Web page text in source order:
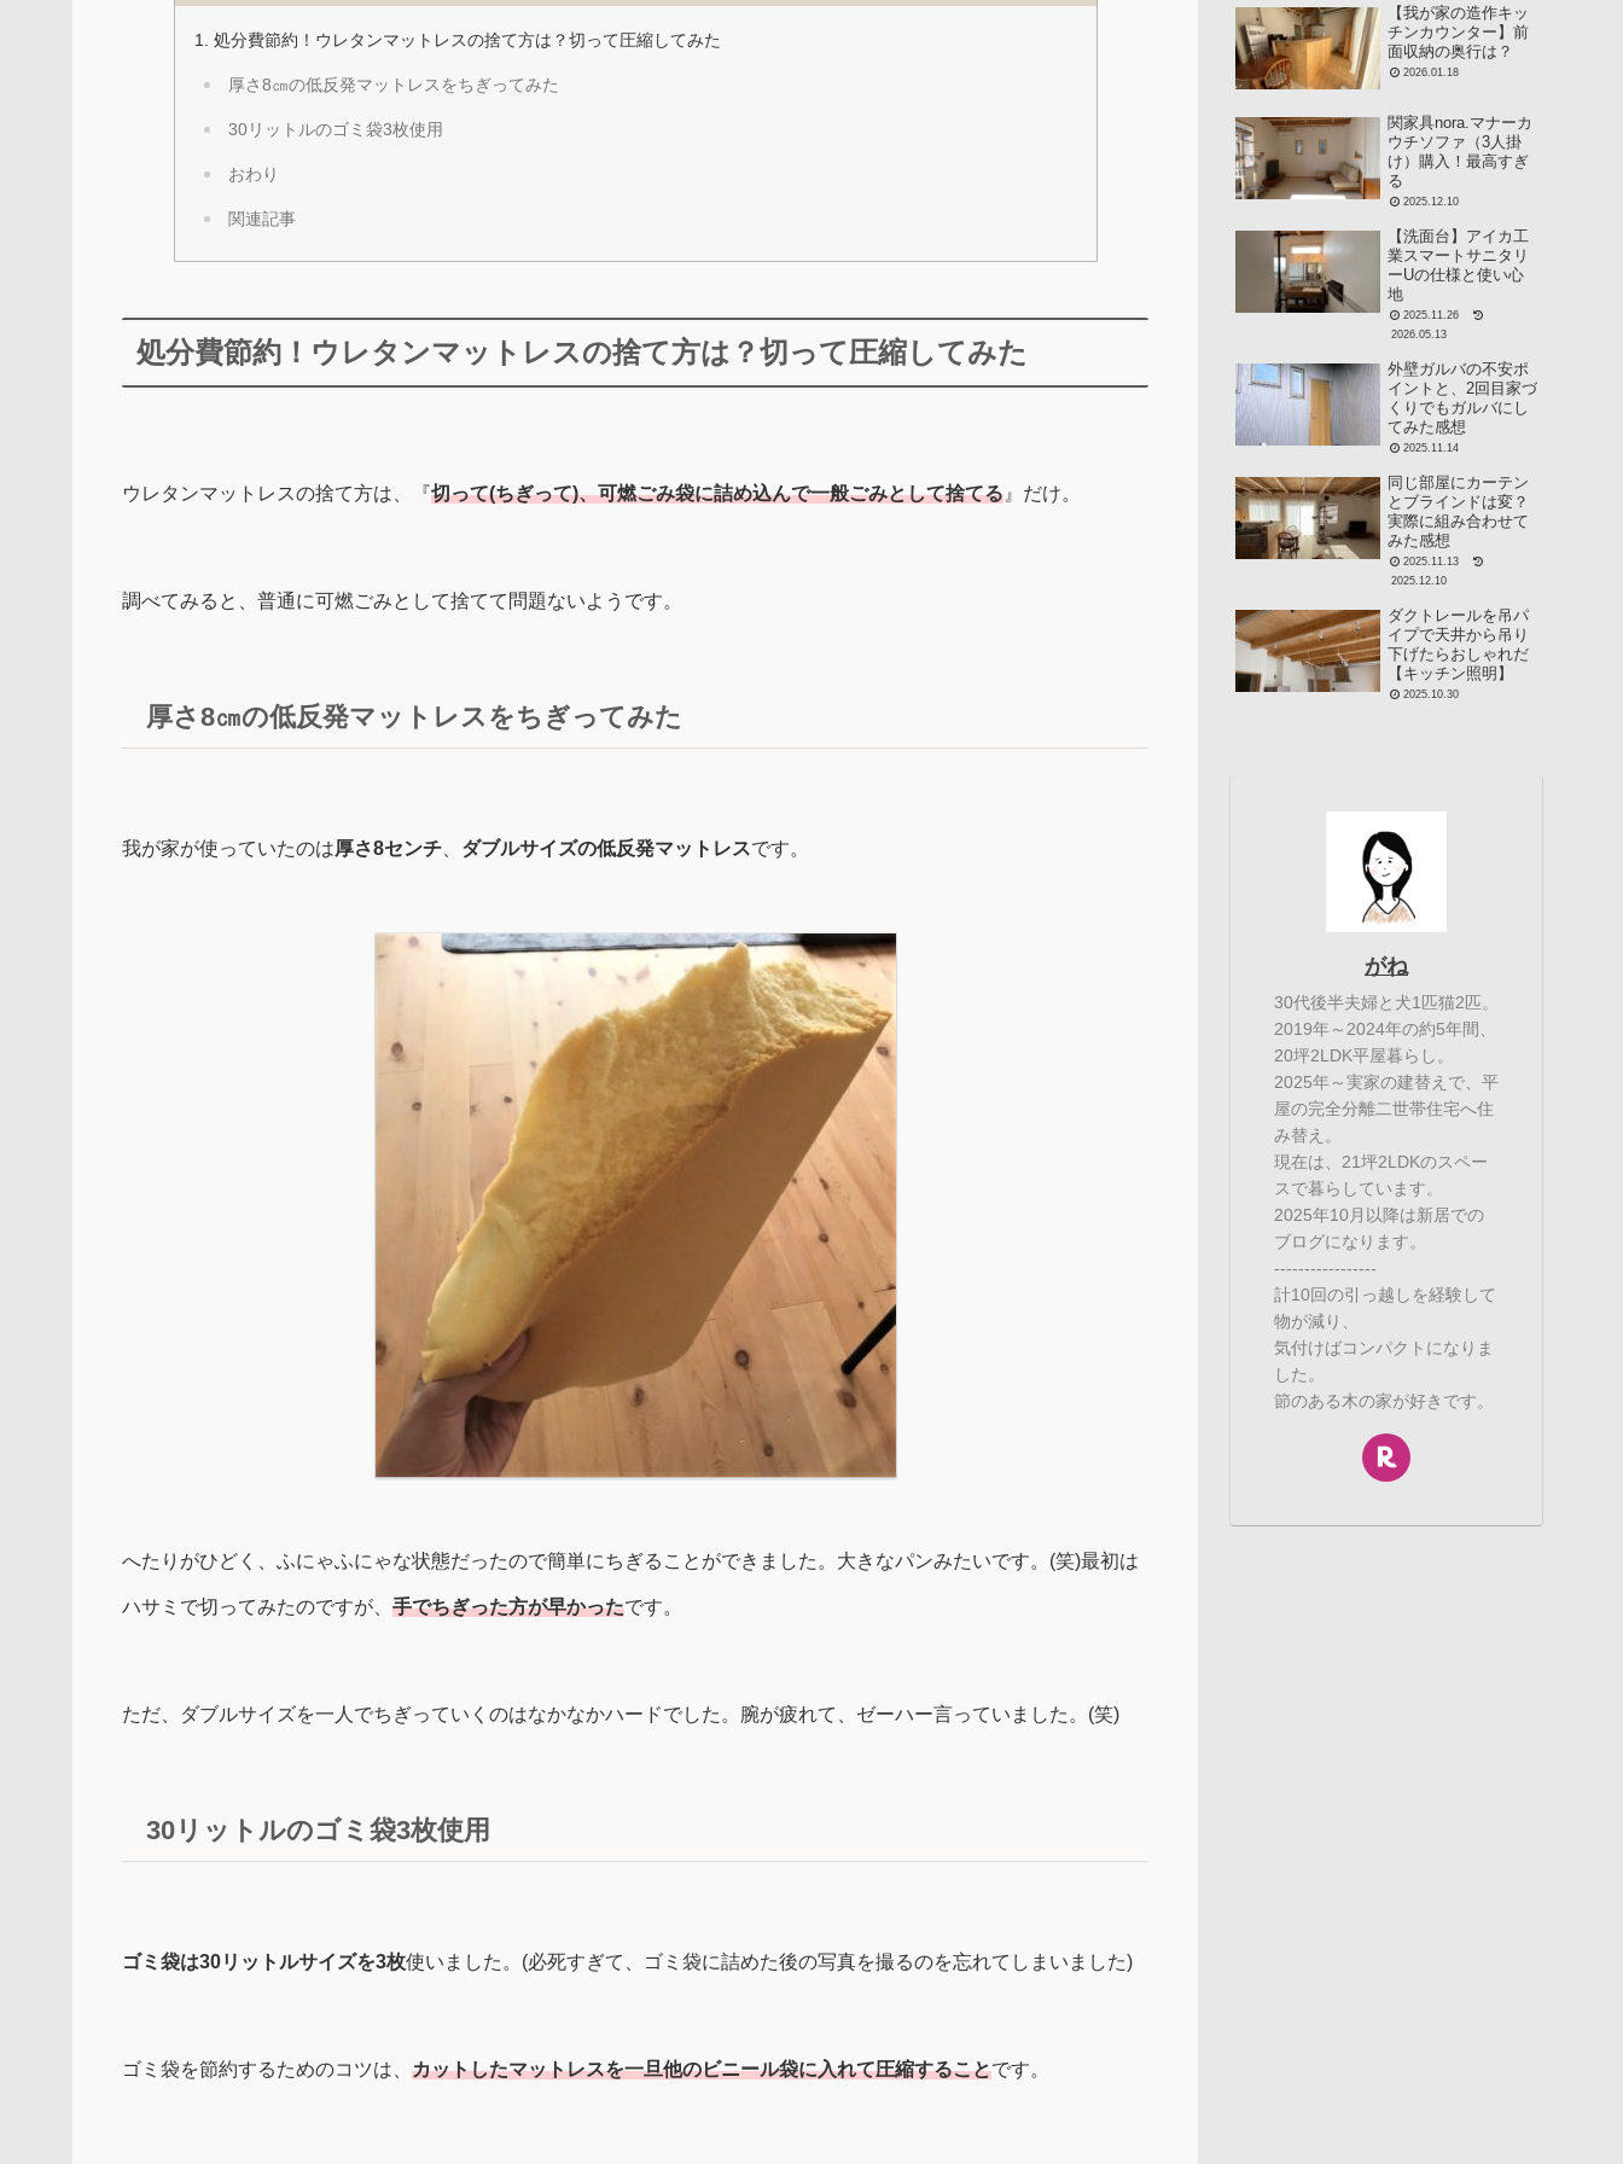
処分費節約！ウレタンマットレスの捨て方は？切って圧縮してみた
厚さ8㎝の低反発マットレスをちぎってみた
30リットルのゴミ袋3枚使用
おわり
関連記事
処分費節約！ウレタンマットレスの捨て方は？切って圧縮してみた
ウレタンマットレスの捨て方は、『切って(ちぎって)、可燃ごみ袋に詰め込んで一般ごみとして捨てる 』だけ。
調べてみると、普通に可燃ごみとして捨てて問題ないようです。
厚さ8㎝の低反発マットレスをちぎってみた
我が家が使っていたのは厚さ8センチ ダブルサイズの低反発マットレスです。
へたりがひどく、ふにゃふにゃな状態だったので簡単にちぎることができました。大きなパンみたいです。(笑)最初は
ハサミで切ってみたのですが、 手でちぎった方が早かったです。
ただ、ダブルサイズを一人でちぎっていくのはなかなかハードでした。腕が疲れて、ゼーハー言っていました。(笑)
30リットルのゴミ袋3枚使用
ゴミ袋は30リットルサイズを3枚使いました。(必死すぎて、ゴミ袋に詰めた後の写真を撮るのを忘れてしまいました)
ゴミ袋を節約するためのコツは、 カットしたマットレスを一旦他のビニール袋に入れて圧縮することです。
【我が家の造作キッ
チンカウンター】前
面収納の奥行は？
2026.01.18
関家具nora.マナーカ
ウチソファ（3人掛
け）購入！最高すぎ
る
2025.12.10
【洗面台】アイカ工
業スマートサニタリ
ーUの仕様と使い心
地
2025.11.26
2026.05.13
外壁ガルバの不安ポ
イントと、2回目家づ
くりでもガルバにし
てみた感想
2025.11.14
同じ部屋にカーテン
とブラインドは変？
実際に組み合わせて
みた感想
2025.11.13
2025.12.10
ダクトレールを吊パ
イプで天井から吊り
下げたらおしゃれだ
【キッチン照明】
2025.10.30
がね
30代後半夫婦と犬1匹猫2匹。
2019年～2024年の約5年間、
20坪2LDK平屋暮らし。
2025年～実家の建替えで、平
屋の完全分離二世帯住宅へ住
み替え。
現在は、21坪2LDKのスペー
スで暮らしています。
2025年10月以降は新居での
ブログになります。
-----------------
計10回の引っ越しを経験して
物が減り、
気付けばコンパクトになりま
した。
節のある木の家が好きです。